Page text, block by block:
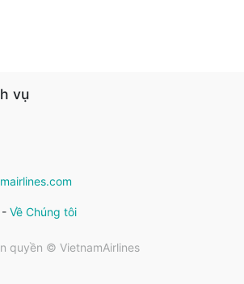
vụ
- Về Chúng tôi
quyền © VietnamAirlines